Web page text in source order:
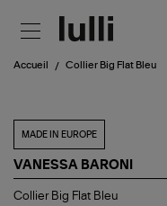
Accueil Collier Big Flat Bleu
MADE IN EUROPE
VANESSA BARONI
Collier
Collier Big Flat Bleu